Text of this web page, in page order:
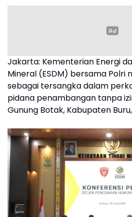
Jakarta: Kementerian Energi
Mineral (ESDM) bersama Polri
sebagai tersangka dalam
pidana penambangan tanpa
Gunung Botak, Kabupaten